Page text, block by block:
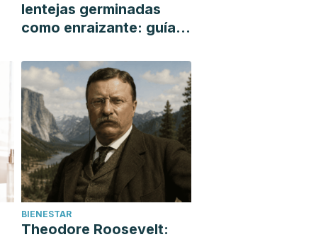
lentejas germinadas
como enraizante: guía
BIENESTAR
Theodore Roosevelt: